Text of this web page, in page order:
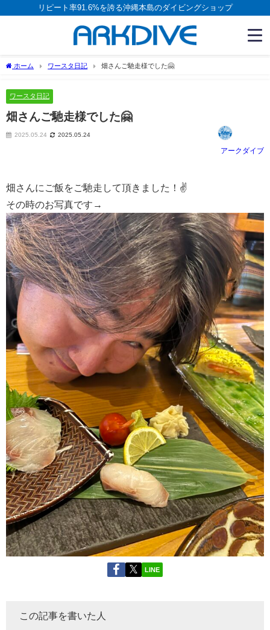
リピート率91.6%を誇る沖縄本島のダイビングショップ
ホーム ワースタ日記 畑さんご馳走様でした🤗
ワースタ日記
畑さんご馳走様でした🤗
2025.05.24 2025.05.24
アークダイブ
畑さんにご飯をご馳走して頂きました！✌️
その時のお写真です→
LINE
この記事を書いた人